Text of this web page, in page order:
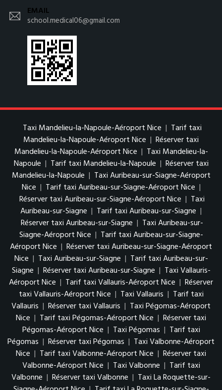
EMAIL
school.medical06@gmail.com
Taxi Mandelieu-la-Napoule-Aéroport Nice | Tarif taxi
Mandelieu-la-Napoule-Aéroport Nice | Réserver taxi
Mandelieu-la-Napoule-Aéroport Nice | Taxi Mandelieu-la-
Napoule | Tarif taxi Mandelieu-la-Napoule | Réserver taxi
Mandelieu-la-Napoule | Taxi Auribeau-sur-Siagne-Aéroport
Nice | Tarif taxi Auribeau-sur-Siagne-Aéroport Nice |
Réserver taxi Auribeau-sur-Siagne-Aéroport Nice | Taxi
Auribeau-sur-Siagne | Tarif taxi Auribeau-sur-Siagne |
Réserver taxi Auribeau-sur-Siagne | Taxi Auribeau-sur-
Siagne-Aéroport Nice | Tarif taxi Auribeau-sur-Siagne-
Aéroport Nice | Réserver taxi Auribeau-sur-Siagne-Aéroport
Nice | Taxi Auribeau-sur-Siagne | Tarif taxi Auribeau-sur-
Siagne | Réserver taxi Auribeau-sur-Siagne | Taxi Vallauris-
Aéroport Nice | Tarif taxi Vallauris-Aéroport Nice | Réserver
taxi Vallauris-Aéroport Nice | Taxi Vallauris | Tarif taxi
Vallauris | Réserver taxi Vallauris | Taxi Pégomas-Aéroport
Nice | Tarif taxi Pégomas-Aéroport Nice | Réserver taxi
Pégomas-Aéroport Nice | Taxi Pégomas | Tarif taxi
Pégomas | Réserver taxi Pégomas | Taxi Valbonne-Aéroport
Nice | Tarif taxi Valbonne-Aéroport Nice | Réserver taxi
Valbonne-Aéroport Nice | Taxi Valbonne | Tarif taxi
Valbonne | Réserver taxi Valbonne | Taxi La Roquette-sur-